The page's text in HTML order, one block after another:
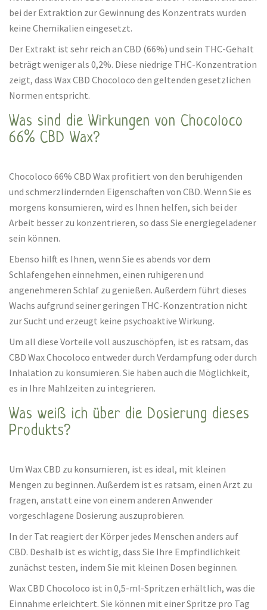
bei der Extraktion zur Gewinnung des Konzentrats wurden
keine Chemikalien eingesetzt.
Der Extrakt ist sehr reich an CBD (66%) und sein THC-Gehalt
beträgt weniger als 0,2%. Diese niedrige THC-Konzentration
zeigt, dass Wax CBD Chocoloco den geltenden gesetzlichen
Normen entspricht.
Was sind die Wirkungen von Chocoloco
66% CBD Wax?
Chocoloco 66% CBD Wax profitiert von den beruhigenden
und schmerzlindernden Eigenschaften von CBD. Wenn Sie es
morgens konsumieren, wird es Ihnen helfen, sich bei der
Arbeit besser zu konzentrieren, so dass Sie energiegeladener
sein können.
Ebenso hilft es Ihnen, wenn Sie es abends vor dem
Schlafengehen einnehmen, einen ruhigeren und
angenehmeren Schlaf zu genießen. Außerdem führt dieses
Wachs aufgrund seiner geringen THC-Konzentration nicht
zur Sucht und erzeugt keine psychoaktive Wirkung.
Um all diese Vorteile voll auszuschöpfen, ist es ratsam, das
CBD Wax Chocoloco entweder durch Verdampfung oder durch
Inhalation zu konsumieren. Sie haben auch die Möglichkeit,
es in Ihre Mahlzeiten zu integrieren.
Was weiß ich über die Dosierung dieses
Produkts?
Um Wax CBD zu konsumieren, ist es ideal, mit kleinen
Mengen zu beginnen. Außerdem ist es ratsam, einen Arzt zu
fragen, anstatt eine von einem anderen Anwender
vorgeschlagene Dosierung auszuprobieren.
In der Tat reagiert der Körper jedes Menschen anders auf
CBD. Deshalb ist es wichtig, dass Sie Ihre Empfindlichkeit
zunächst testen, indem Sie mit kleinen Dosen beginnen.
Wax CBD Chocoloco ist in 0,5-ml-Spritzen erhältlich, was die
Einnahme erleichtert. Sie können mit einer Spritze pro Tag